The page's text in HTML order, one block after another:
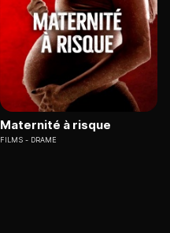
Maternité à risque
FILMS DRAME